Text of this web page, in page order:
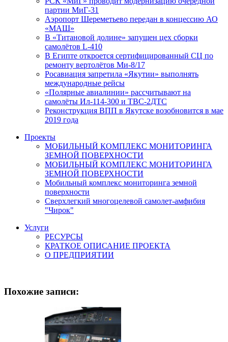
партии МиГ-31
Аэропорт Шереметьево передан в концессию АО
«МАШ»
В «Титановой долине» запущен цех сборки
самолётов L-410
В Египте откроется сертифицированный СЦ по
ремонту вертолётов Ми-8/17
Росавиация запретила «Якутии» выполнять
международные рейсы
«Полярные авиалинии» рассчитывают на
самолёты Ил-114-300 и ТВС-2ДТС
Реконструкция ВПП в Якутске возобновится в мае
2019 года
Проекты
МОБИЛЬНЫЙ КОМПЛЕКС МОНИТОРИНГА
ЗЕМНОЙ ПОВЕРХНОСТИ
МОБИЛЬНЫЙ КОМПЛЕКС МОНИТОРИНГА
ЗЕМНОЙ ПОВЕРХНОСТИ
Мобильный комплекс мониторинга земной
поверхности
Сверхлегкий многоцелевой самолет-амфибия
"Чирок"
Услуги
РЕСУРСЫ
КРАТКОЕ ОПИСАНИЕ ПРОЕКТА
О ПРЕДПРИЯТИИ
Похожие записи: